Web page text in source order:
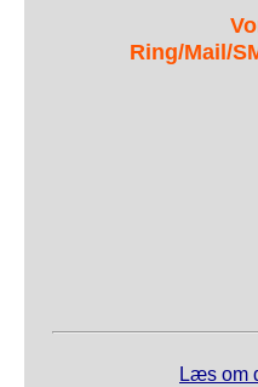
Ring/Mail/
Læs om